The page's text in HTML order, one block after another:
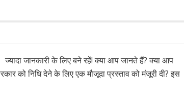
ज्यादा जानकारी के लिए बने रहें! क्या आप जानते हैं? क्या आप
को निधि देने के लिए एक मौजूदा प्रस्ताव को मंजूरी दी? इस